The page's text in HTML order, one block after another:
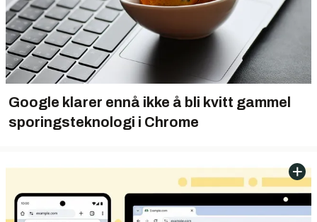
Google klarer ennå ikke å bli kvitt gammel
sporingsteknologi i Chrome